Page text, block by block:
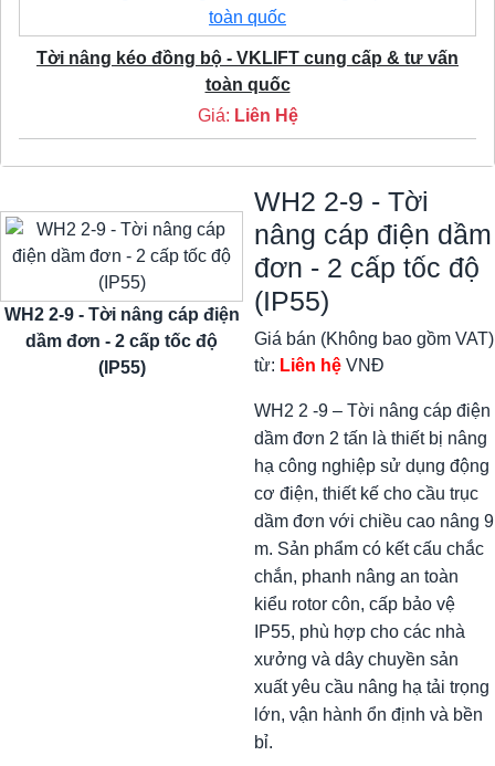
Tời nâng kéo đồng bộ - VKLIFT cung cấp & tư vấn
toàn quốc
Giá: Liên Hệ
WH2 2-9 - Tời nâng cáp điện
dầm đơn - 2 cấp tốc độ
(IP55)
WH2 2-9 - Tời
nâng cáp điện dầm
đơn - 2 cấp tốc độ
(IP55)
Giá bán (Không bao gồm VAT)
từ: Liên hệ VNĐ
WH2 2 -9 – Tời nâng cáp điện
dầm đơn 2 tấn là thiết bị nâng
hạ công nghiệp sử dụng động
cơ điện, thiết kế cho cầu trục
dầm đơn với chiều cao nâng 9
m. Sản phẩm có kết cấu chắc
chắn, phanh nâng an toàn
kiểu rotor côn, cấp bảo vệ
IP55, phù hợp cho các nhà
xưởng và dây chuyền sản
xuất yêu cầu nâng hạ tải trọng
lớn, vận hành ổn định và bền
bỉ.